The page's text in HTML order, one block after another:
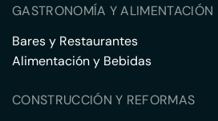
GASTRONOMÍA Y ALIMENTACIÓN
Bares y Restaurantes
Alimentación y Bebidas
CONSTRUCCIÓN Y REFORMAS